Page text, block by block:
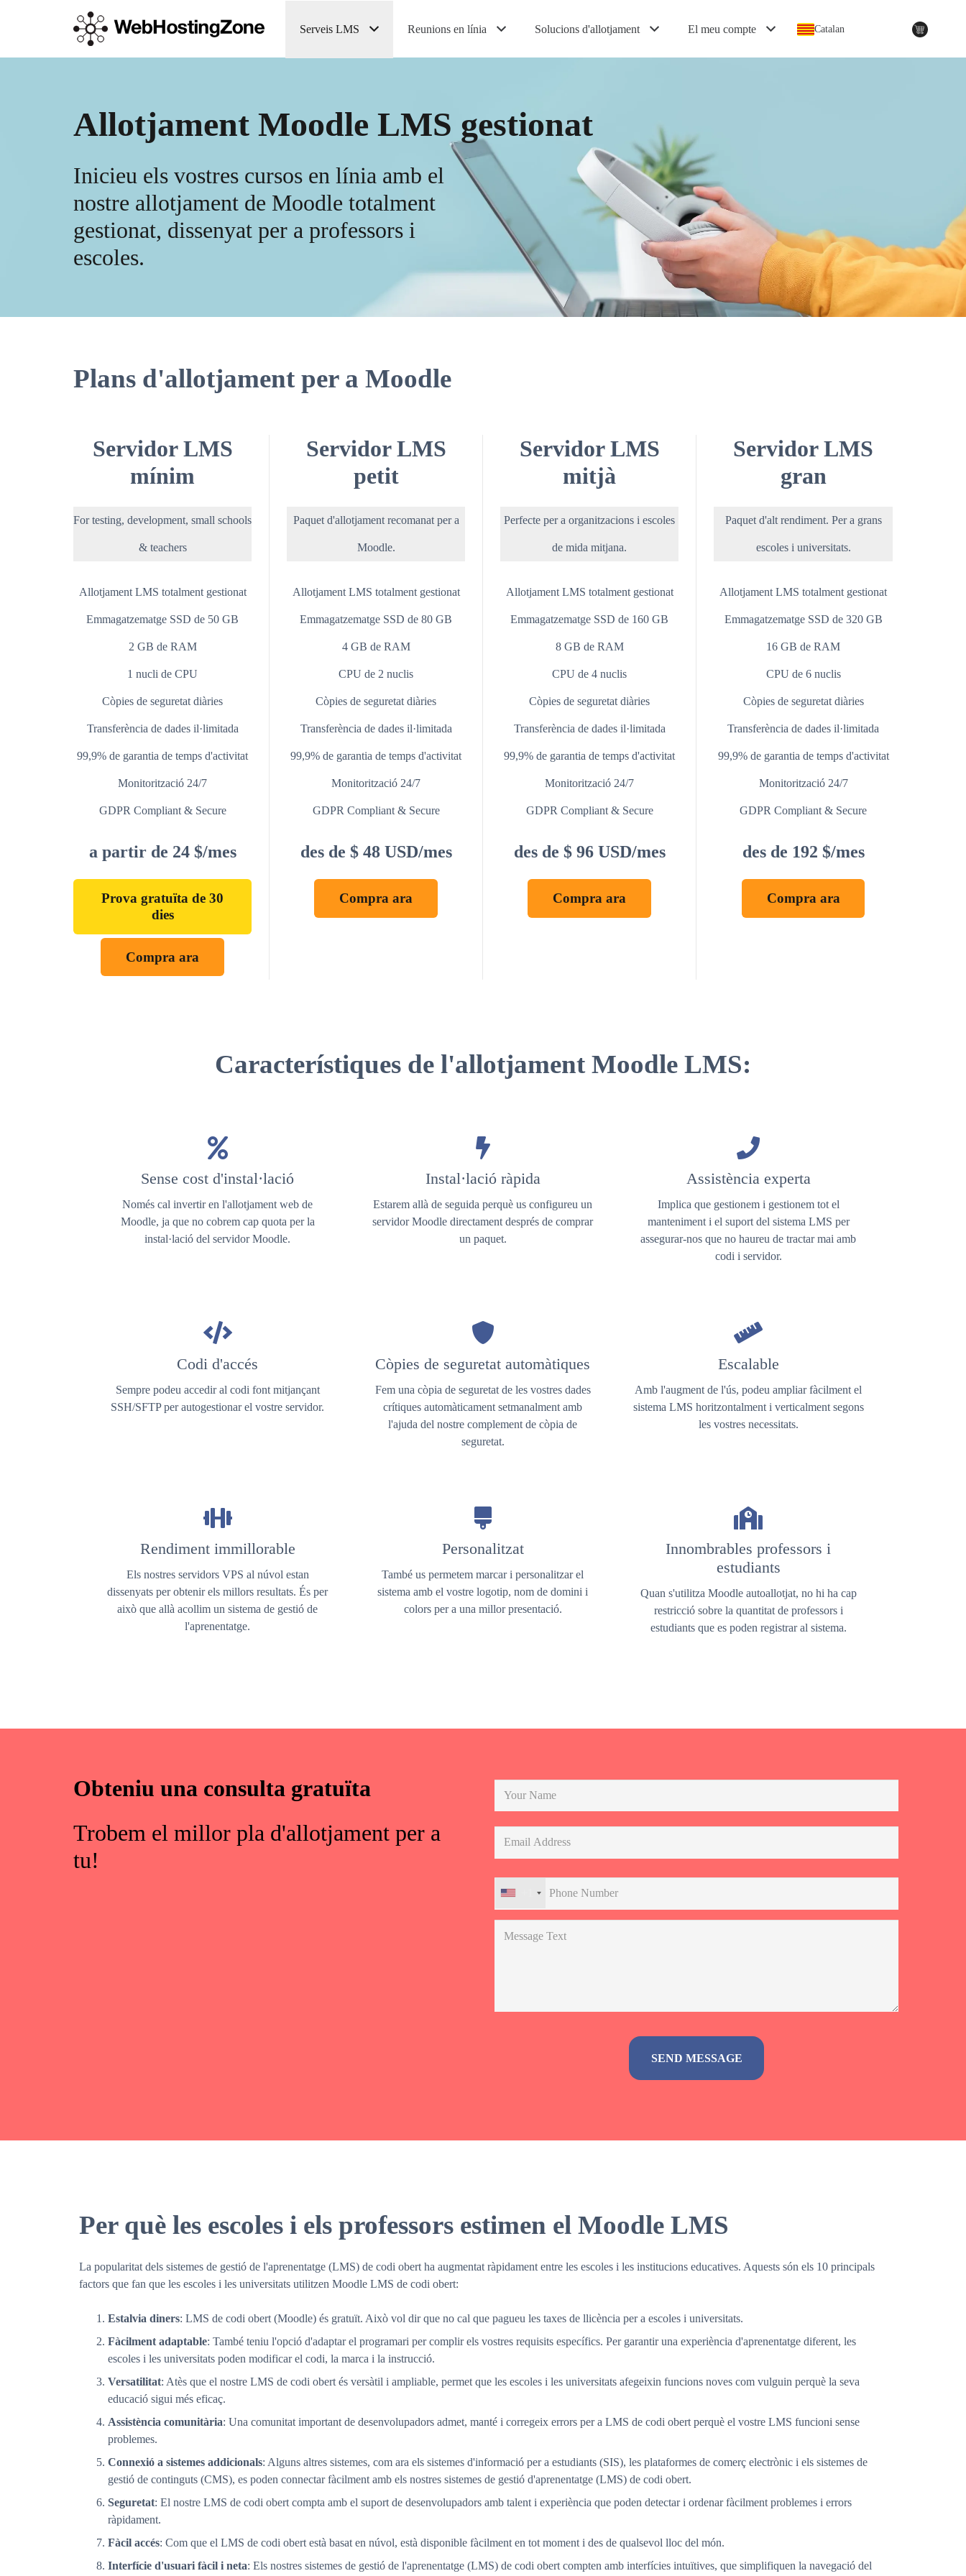
Serveis LMS Reunions en línia Solucions d'allotjament El meu compte Catalan
Allotjament Moodle LMS gestionat
Inicieu els vostres cursos en línia amb el
nostre allotjament de Moodle totalment
gestionat, dissenyat per a professors i
escoles.
Plans d'allotjament per a Moodle
Servidor LMS
mínim
For testing, development, small schools
& teachers
Allotjament LMS totalment gestionat
Emmagatzematge SSD de 50 GB
2 GB de RAM
1 nucli de CPU
Còpies de seguretat diàries
Transferència de dades il·limitada
99,9% de garantia de temps d'activitat
Monitorització 24/7
GDPR Compliant & Secure
a partir de 24 $/mes
Prova gratuïta de 30
dies
Compra ara
Servidor LMS
petit
Paquet d'allotjament recomanat per a
Moodle.
Allotjament LMS totalment gestionat
Emmagatzematge SSD de 80 GB
4 GB de RAM
CPU de 2 nuclis
Còpies de seguretat diàries
Transferència de dades il·limitada
99,9% de garantia de temps d'activitat
Monitorització 24/7
GDPR Compliant & Secure
des de $ 48 USD/mes
Compra ara
Servidor LMS
mitjà
Perfecte per a organitzacions i escoles
de mida mitjana.
Allotjament LMS totalment gestionat
Emmagatzematge SSD de 160 GB
8 GB de RAM
CPU de 4 nuclis
Còpies de seguretat diàries
Transferència de dades il·limitada
99,9% de garantia de temps d'activitat
Monitorització 24/7
GDPR Compliant & Secure
des de $ 96 USD/mes
Compra ara
Servidor LMS
gran
Paquet d'alt rendiment. Per a grans
escoles i universitats.
Allotjament LMS totalment gestionat
Emmagatzematge SSD de 320 GB
16 GB de RAM
CPU de 6 nuclis
Còpies de seguretat diàries
Transferència de dades il·limitada
99,9% de garantia de temps d'activitat
Monitorització 24/7
GDPR Compliant & Secure
des de 192 $/mes
Compra ara
Característiques de l'allotjament Moodle LMS:
Sense cost d'instal·lació
Només cal invertir en l'allotjament web de
Moodle, ja que no cobrem cap quota per la
instal·lació del servidor Moodle.
Instal·lació ràpida
Estarem allà de seguida perquè us configureu un
servidor Moodle directament després de comprar
un paquet.
Assistència experta
Implica que gestionem i gestionem tot el
manteniment i el suport del sistema LMS per
assegurar-nos que no haureu de tractar mai amb
codi i servidor.
Codi d'accés
Sempre podeu accedir al codi font mitjançant
SSH/SFTP per autogestionar el vostre servidor.
Còpies de seguretat automàtiques
Fem una còpia de seguretat de les vostres dades
crítiques automàticament setmanalment amb
l'ajuda del nostre complement de còpia de
seguretat.
Escalable
Amb l'augment de l'ús, podeu ampliar fàcilment el
sistema LMS horitzontalment i verticalment segons
les vostres necessitats.
Rendiment immillorable
Els nostres servidors VPS al núvol estan
dissenyats per obtenir els millors resultats. És per
això que allà acollim un sistema de gestió de
l'aprenentatge.
Personalitzat
També us permetem marcar i personalitzar el
sistema amb el vostre logotip, nom de domini i
colors per a una millor presentació.
Innombrables professors i
estudiants
Quan s'utilitza Moodle autoallotjat, no hi ha cap
restricció sobre la quantitat de professors i
estudiants que es poden registrar al sistema.
Obteniu una consulta gratuïta
Trobem el millor pla d'allotjament per a
tu!
Per què les escoles i els professors estimen el Moodle LMS
La popularitat dels sistemes de gestió de l'aprenentatge (LMS) de codi obert ha augmentat ràpidament entre les escoles i les institucions educatives. Aquests són els 10 principals
factors que fan que les escoles i les universitats utilitzen Moodle LMS de codi obert:
Estalvia diners: LMS de codi obert (Moodle) és gratuït. Això vol dir que no cal que pagueu les taxes de llicència per a escoles i universitats.
Fàcilment adaptable: També teniu l'opció d'adaptar el programari per complir els vostres requisits específics. Per garantir una experiència d'aprenentatge diferent, les
escoles i les universitats poden modificar el codi, la marca i la instrucció.
Versatilitat: Atès que el nostre LMS de codi obert és versàtil i ampliable, permet que les escoles i les universitats afegeixin funcions noves com vulguin perquè la seva
educació sigui més eficaç.
Assistència comunitària: Una comunitat important de desenvolupadors admet, manté i corregeix errors per a LMS de codi obert perquè el vostre LMS funcioni sense
problemes.
Connexió a sistemes addicionals: Alguns altres sistemes, com ara els sistemes d'informació per a estudiants (SIS), les plataformes de comerç electrònic i els sistemes de
gestió de continguts (CMS), es poden connectar fàcilment amb els nostres sistemes de gestió d'aprenentatge (LMS) de codi obert.
Seguretat: El nostre LMS de codi obert compta amb el suport de desenvolupadors amb talent i experiència que poden detectar i ordenar fàcilment problemes i errors
ràpidament.
Fàcil accés: Com que el LMS de codi obert està basat en núvol, està disponible fàcilment en tot moment i des de qualsevol lloc del món.
Interfície d'usuari fàcil i neta: Els nostres sistemes de gestió de l'aprenentatge (LMS) de codi obert compten amb interfícies intuïtives, que simplifiquen la navegació del